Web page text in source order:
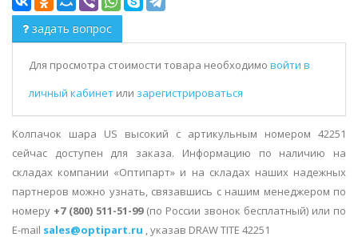
задать вопрос
Для просмотра стоимости товара необходимо войти в
личный кабинет или зарегистрироваться
Колпачок шара US высокий с артикульным номером 42251
сейчас доступен для заказа. Информацию по наличию на
складах компании «Оптипарт» и на складах наших надежных
партнеров можно узнать, связавшись с нашим менеджером по
номеру +7 (800) 511-51-99(по России звонок бесплатный) или по
E-mail sales@optipart.ru , указав DRAW TITE 42251